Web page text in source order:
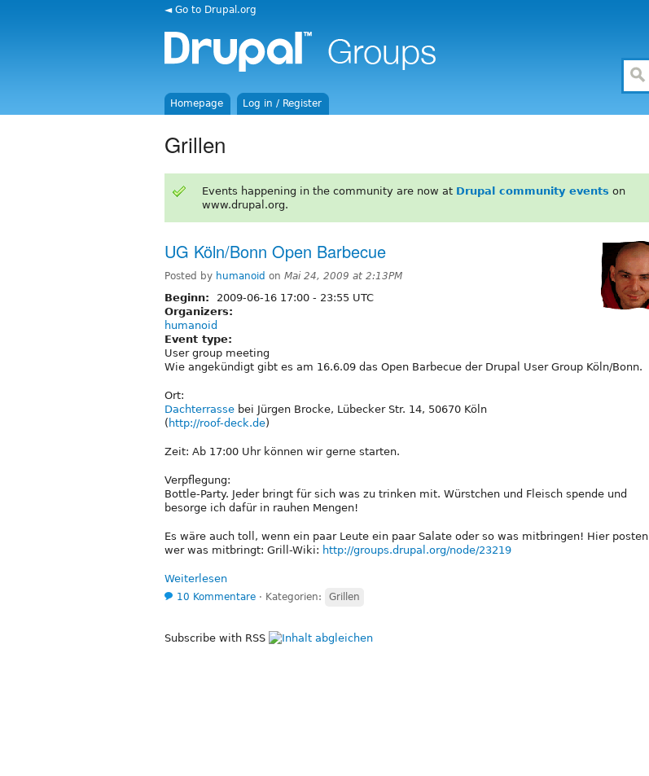
◄ Go to Drupal.org
Homepage Log in / Register
Grillen
Events happening in the community are now at Drupal community events on
www.drupal.org.
UG Köln/Bonn Open Barbecue
Posted by humanoid on Mai 24, 2009 at 2:13PM
Beginn: 2009-06-16 17:00 - 23:55 UTC
Organizers:
humanoid
Event type:
User group meeting
Wie angekündigt gibt es am 16.6.09 das Open Barbecue der Drupal User Group Köln/Bonn.
Ort:
Dachterrasse bei Jürgen Brocke, Lübecker Str. 14, 50670 Köln
( http://roof-deck.de)
Zeit: Ab 17:00 Uhr können wir gerne starten.
Verpflegung:
Bottle-Party. Jeder bringt für sich was zu trinken mit. Würstchen und Fleisch spende und
besorge ich dafür in rauhen Mengen!
Es wäre auch toll, wenn ein paar Leute ein paar Salate oder so was mitbringen! Hier posten
wer was mitbringt: Grill-Wiki: http://groups.drupal.org/node/23219
Weiterlesen
10 Kommentare ⋅ Kategorien: Grillen
Subscribe with RSS